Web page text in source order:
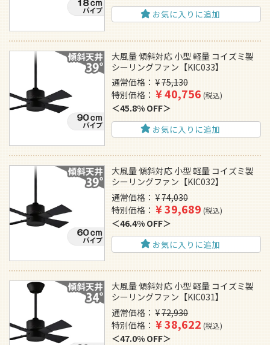
お気に入りに追加
大風量 傾斜対応 小型 軽量 コイズミ製
シーリングファン【KIC033】
通常価格
¥75,130
特別価格
¥40,756 税込
45.8% OFF
お気に入りに追加
大風量 傾斜対応 小型 軽量 コイズミ製
シーリングファン【KIC032】
通常価格
¥74,030
特別価格
¥39,689 税込
46.4% OFF
お気に入りに追加
大風量 傾斜対応 小型 軽量 コイズミ製
シーリングファン【KIC031】
通常価格
¥72,930
特別価格
¥38,622 税込
47.0% OFF